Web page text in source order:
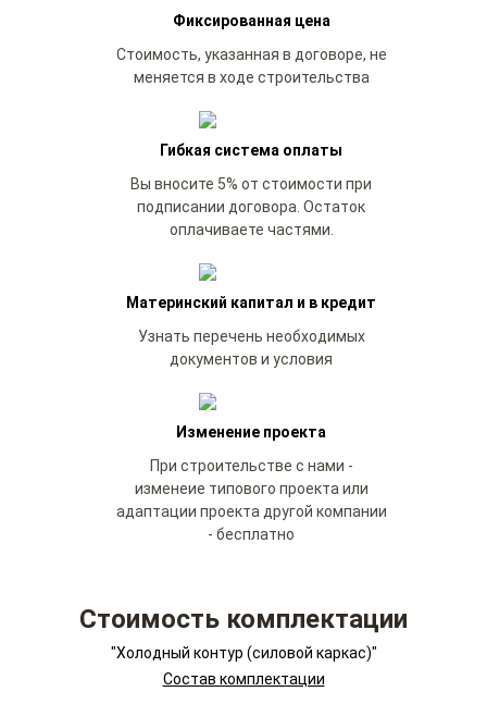
Фиксированная цена
Стоимость, указанная в договоре, не
меняется в ходе строительства
Гибкая система оплаты
Вы вносите 5% от стоимости при
подписании договора. Остаток
оплачиваете частями.
Материнский капитал и в кредит
Узнать перечень необходимых
документов и условия
Изменение проекта
При строительстве с нами -
изменеие типового проекта или
адаптации проекта другой компании
- бесплатно
Стоимость комплектации
"Холодный контур (силовой каркас)"
Состав комплектации